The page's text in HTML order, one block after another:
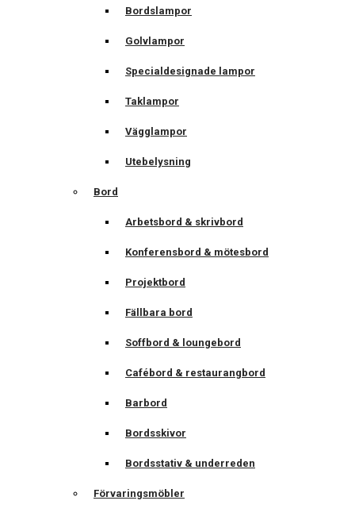
Bordslampor
Golvlampor
Specialdesignade lampor
Taklampor
Vägglampor
Utebelysning
Bord
Arbetsbord & skrivbord
Konferensbord & mötesbord
Projektbord
Fällbara bord
Soffbord & loungebord
Cafébord & restaurangbord
Barbord
Bordsskivor
Bordsstativ & underreden
Förvaringsmöbler